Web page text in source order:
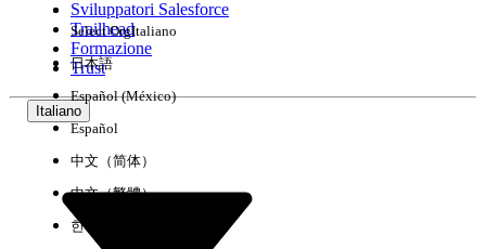
Esperienza
Sviluppatori Salesforce
Trailhead
Formazione
Trust
Italiano
Select OrgItaliano
日本語
Español (México)
Español
中文（简体）
中文（繁體）
한국어